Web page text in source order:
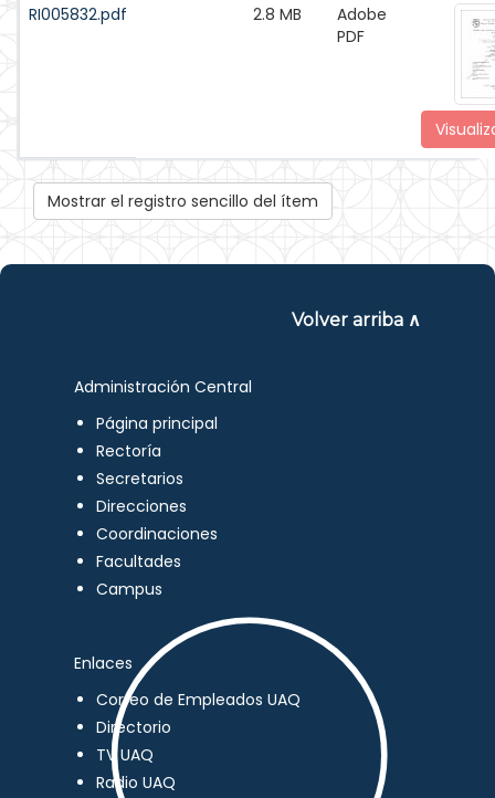
RI005832.pdf 2.8 MB
Adobe
PDF
Mostrar el registro sencillo del ítem
Volver arriba ∧
Administración Central
Página principal
Rectoría
Secretarios
Direcciones
Coordinaciones
Facultades
Campus
Enlaces
Correo de Empleados UAQ
Directorio
TV UAQ
Radio UAQ